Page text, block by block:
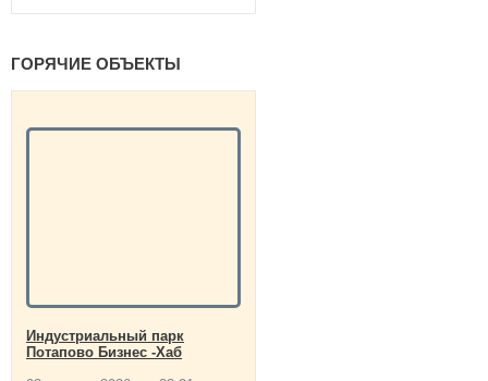
ГОРЯЧИЕ ОБЪЕКТЫ
Индустриальный парк
Потапово Бизнес -Хаб